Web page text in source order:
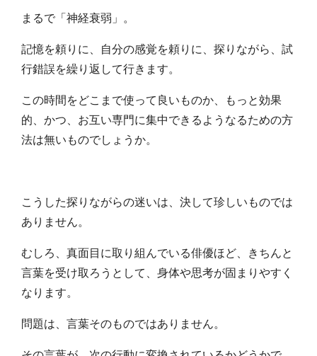
まるで「神経衰弱」。
記憶を頼りに、自分の感覚を頼りに、探りながら、試
行錯誤を繰り返して行きます。
この時間をどこまで使って良いものか、もっと効果
的、かつ、お互い専門に集中できるようなるための方
法は無いものでしょうか。
こうした探りながらの迷いは、決して珍しいものでは
ありません。
むしろ、真面目に取り組んでいる俳優ほど、きちんと
言葉を受け取ろうとして、身体や思考が固まりやすく
なります。
問題は、言葉そのものではありません。